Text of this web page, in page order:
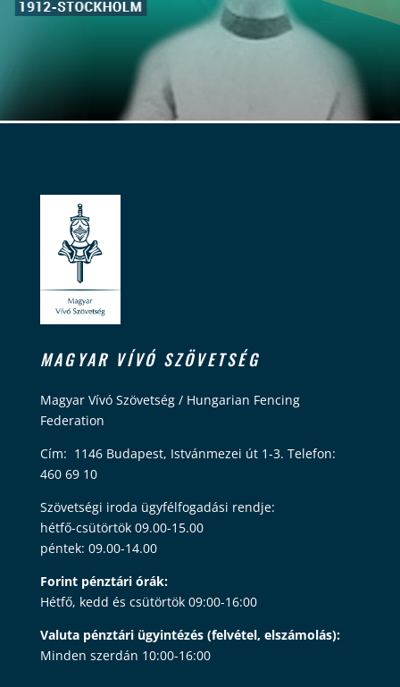
MAGYAR VÍVÓ SZÖVETSÉG
Magyar Vívó Szövetség / Hungarian Fencing
Federation
Cím: 1146 Budapest, Istvánmezei út 1-3. Telefon:
460 69 10
Szövetségi iroda ügyfélfogadási rendje:
hétfő-csütörtök 09.00-15.00
péntek: 09.00-14.00
Forint pénztári órák:
Hétfő, kedd és csütörtök 09:00-16:00
Valuta pénztári ügyintézés (felvétel, elszámolás):
Minden szerdán 10:00-16:00